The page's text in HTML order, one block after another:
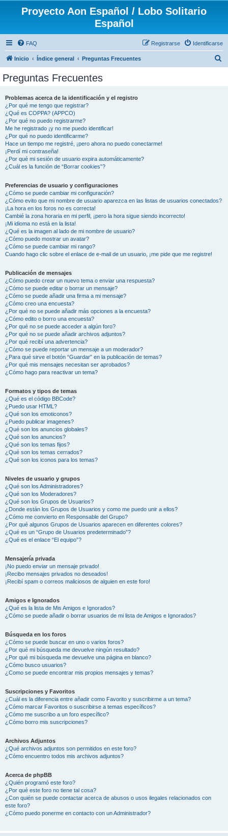
Proyecto Aon Español / Lobo Solitario
Español
FAQ Identificarse
Registrarse
Inicio Índice general Preguntas Frecuentes
Preguntas Frecuentes
Problemas acerca de la identificación y el registro
¿Por qué me tengo que registrar?
¿Qué es COPPA? (APPCO)
¿Por qué no puedo registrarme?
Me he registrado ¡y no me puedo identificar!
¿Por qué no puedo identificarme?
Hace un tiempo me registré, ¡pero ahora no puedo conectarme!
¡Perdí mi contraseña!
¿Por qué mi sesión de usuario expira automáticamente?
¿Cuál es la función de “Borrar cookies”?
Preferencias de usuario y configuraciones
¿Cómo se puede cambiar mi configuración?
¿Cómo evito que mi nombre de usuario aparezca en las listas de usuarios conectados?
¡La hora en los foros no es correcta!
Cambié la zona horaria en mi perfil, ¡pero la hora sigue siendo incorrecto!
¡Mi idioma no está en la lista!
¿Qué es la imagen al lado de mi nombre de usuario?
¿Cómo puedo mostrar un avatar?
¿Cómo se puede cambiar mi rango?
Cuando hago clic sobre el enlace de e-mail de un usuario, ¡me pide que me registre!
Publicación de mensajes
¿Cómo puedo crear un nuevo tema o enviar una respuesta?
¿Cómo se puede editar o borrar un mensaje?
¿Cómo se puede añadir una firma a mi mensaje?
¿Cómo creo una encuesta?
¿Por qué no se puede añadir más opciones a la encuesta?
¿Cómo edito o borro una encuesta?
¿Por qué no se puede acceder a algún foro?
¿Por qué no se puede añadir archivos adjuntos?
¿Por qué recibí una advertencia?
¿Cómo se puede reportar un mensaje a un moderador?
¿Para qué sirve el botón “Guardar” en la publicación de temas?
¿Por qué mis mensajes necesitan ser aprobados?
¿Cómo hago para reactivar un tema?
Formatos y tipos de temas
¿Qué es el código BBCode?
¿Puedo usar HTML?
¿Qué son los emoticonos?
¿Puedo publicar imagenes?
¿Qué son los anuncios globales?
¿Qué son los anuncios?
¿Qué son los temas fijos?
¿Qué son los temas cerrados?
¿Qué son los iconos para los temas?
Niveles de usuario y grupos
¿Qué son los Administradores?
¿Qué son los Moderadores?
¿Qué son los Grupos de Usuarios?
¿Donde están los Grupos de Usuarios y como me puedo unir a ellos?
¿Cómo me convierto en Responsable del Grupo?
¿Por qué algunos Grupos de Usuarios aparecen en diferentes colores?
¿Qué es un “Grupo de Usuarios predeterminado”?
¿Qué es el enlace “El equipo”?
Mensajería privada
¡No puedo enviar un mensaje privado!
¡Recibo mensajes privados no deseados!
¡Recibí spam o correos maliciosos de alguien en este foro!
Amigos e Ignorados
¿Qué es la lista de Mis Amigos e Ignorados?
¿Cómo se puede añadir o borrar usuarios de mi lista de Amigos e Ignorados?
Búsqueda en los foros
¿Cómo se puede buscar en uno o varios foros?
¿Por qué mi búsqueda me devuelve ningún resultado?
¿Por qué mi búsqueda me devuelve una página en blanco?
¿Cómo busco usuarios?
¿Como se puede encontrar mis propios mensajes y temas?
Suscripciones y Favoritos
¿Cuál es la diferencia entre añadir como Favorito y suscribirme a un tema?
¿Cómo marcar Favoritos o suscribirse a temas específicos?
¿Cómo me suscribo a un foro específico?
¿Cómo borro mis suscripciones?
Archivos Adjuntos
¿Qué archivos adjuntos son permitidos en este foro?
¿Cómo encuentro todos mis archivos adjuntos?
Acerca de phpBB
¿Quién programó este foro?
¿Por qué este foro no tiene tal cosa?
¿Con quién se puede contactar acerca de abusos o usos ilegales relacionados con
este foro?
¿Cómo puedo ponerme en contacto con un Administrador?